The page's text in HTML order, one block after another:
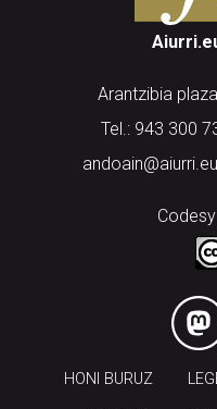
Arantzibia
Tel.: 943 300
HONI BURUZ